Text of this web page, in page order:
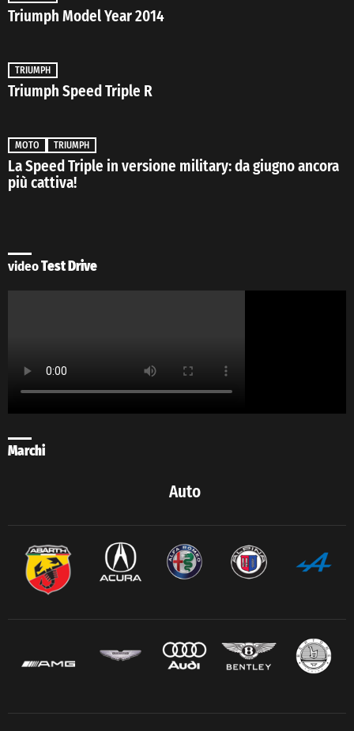
Triumph Model Year 2014
TRIUMPH
Triumph Speed Triple R
MOTO TRIUMPH
La Speed Triple in versione military: da giugno ancora
più cattiva!
videoTest Drive
Marchi
Auto